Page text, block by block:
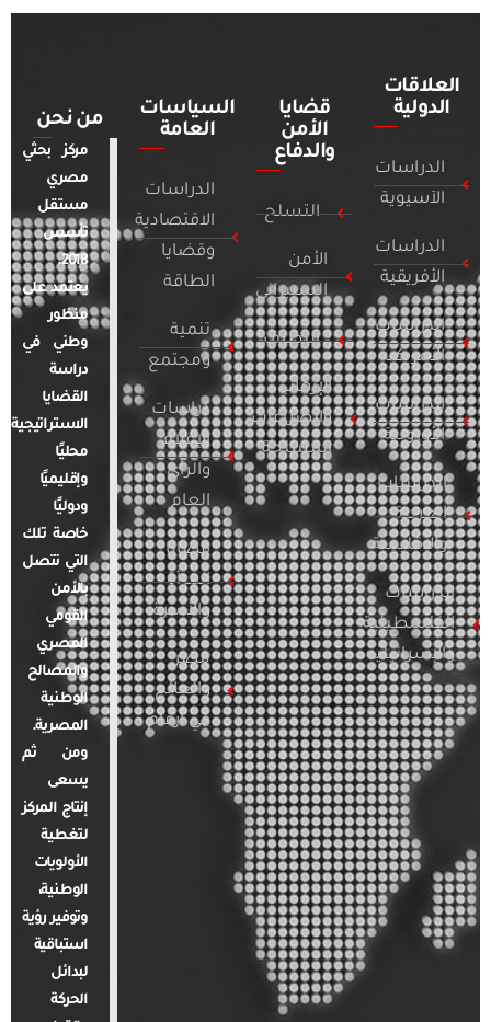
العلاقات
الدولية
الدراسات
الآسيوية
الدراسات
الأفريقية
الدراسات
الأمريكية
الدراسات
الأوروبية
الدراسات
العربية
والإقليمية
الدراسات
الفلسطينية
والإسرائيلية
قضايا
الأمن
والدفاع
التسلح
الأمن
السيبراني
التطرف
الإرهاب
والصراعات
المسلحة
السياسات
العامة
الدراسات
الاقتصادية
وقضايا
الطاقة
تنمية
ومجتمع
دراسات
الإعلام
والرأي
العام
قضايا
المرأة
والأسرة
مصر
والعالم
في أرقام
من نحن
مركز بحثي
مصري
مستقل
تأسس
2018.
يعتمد على
منظور
وطني في
دراسة
القضايا
الاستراتيجية
محليًا
وإقليميًا
ودوليًا
خاصة تلك
التي تتصل
بالأمن
القومي
المصري
والمصالح
الوطنية
المصرية.
ومن ثم
يسعى
إنتاج المركز
لتغطية
الأولويات
الوطنية،
وتوفير رؤية
استباقية
لبدائل
الحركة